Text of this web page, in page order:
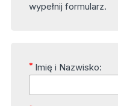
wypełnij formularz.
* Imię i Nazwisko: